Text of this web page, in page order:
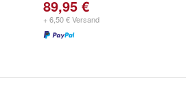
89,95 €
+ 6,50 € Versand